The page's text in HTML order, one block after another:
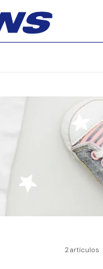
2 artículos